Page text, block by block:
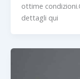
ottime
dettagli qui